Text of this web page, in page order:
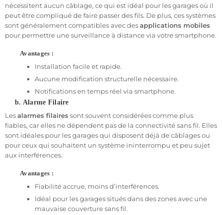
Pourquoi nous faire confiance ?
Avec plus de 10 ans d'expérience dans la commercialisation de
systèmes de sécurité pour les particuliers et les professionnels,
nous nous engageons à vous fournir des alarmes de haute
qualité à des prix compétitifs. Nos systèmes d'alarme pour
robustes et faciles à installer. Vous bénéficiez d'un
vente réactif, disponible du lundi au samedi, pour toute
assistance liée à votre installation.
En plus, notre service client
question technique, et nos systèmes sont garantis pour offrir une
protection de longue durée contre les intrusions.
Installation facile et rapide
L'un des principaux avantages de nos alarmes pour garages est
gratuite, vous n'aurez qu'à suivre quelques étapes simples pour
installer votre système. Plus besoin de passer des heures à
configurer votre alarme, tout est prêt à l'emploi dès réception.
nécessitent aucun câblage, ce qui est idéal pour les garages où il
peut être compliqué de faire passer des fils. De plus, ces systèmes
sont généralement compatibles avec desapplications mobiles
pour permettre une surveillance à distance via votre smartphone.
Avantages :
Installation facile et rapide.
Aucune modification structurelle nécessaire.
Notifications en temps réel via smartphone.
b. Alarme Filaire
Lesalarmes filairessont souvent considérées comme plus
fiables, car elles ne dépendent pas de la connectivité sans fil. Elles
sont idéales pour les garages qui disposent déjà de câblages ou
pour ceux qui souhaitent un système ininterrompu et peu sujet
aux interférences.
Avantages :
Fiabilité accrue, moins d’interférences.
Idéal pour les garages situés dans des zones avec une
mauvaise couverture sans fil.